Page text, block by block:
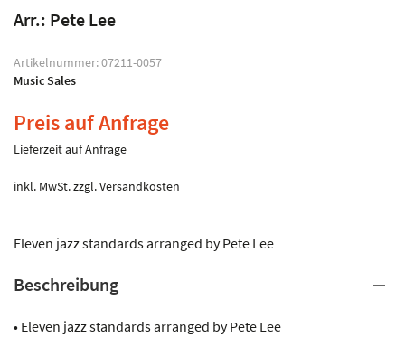
Arr.: Pete Lee
Artikelnummer:07211-0057
Music Sales
Preis auf Anfrage
Lieferzeit auf Anfrage
inkl. MwSt.zzgl.Versandkosten
Eleven jazz standards arranged by Pete Lee
Beschreibung
• Eleven jazz standards arranged by Pete Lee